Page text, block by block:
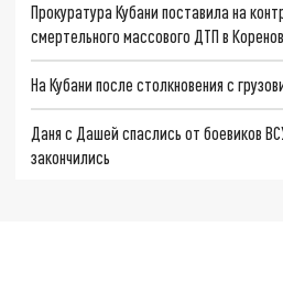
Прокуратура Кубани поставила на
смертельного массового ДТП в
На Кубани после столкновения с
Даня с Дашей спаслись от боевиков
закончились